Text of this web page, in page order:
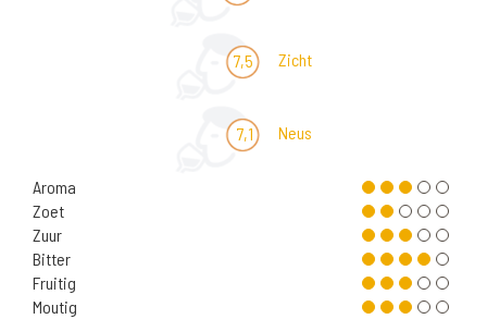
7,5 Zicht
7,1 Neus
Aroma
Zoet
Zuur
Bitter
Fruitig
Moutig